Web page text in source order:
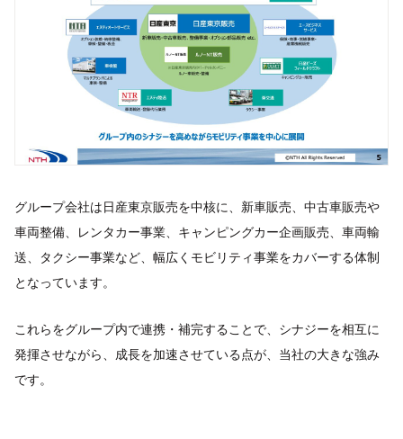
グループ会社は日産東京販売を中核に、新車販売、中古車販売や
車両整備、レンタカー事業、キャンピングカー企画販売、車両輸
送、タクシー事業など、幅広くモビリティ事業をカバーする体制
となっています。
これらをグループ内で連携・補完することで、シナジーを相互に
発揮させながら、成長を加速させている点が、当社の大きな強み
です。